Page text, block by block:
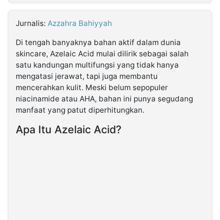
INDONESIA
Partner
Insight
NTB
Suara
Time
Lens
IDN
Daily
Jogja
Jalan
Rakyat
Idealita
News
Kita
Notice
Dinamikapost.com
Radar
Baru
Seedbacklink
Kabarbaru
Jurnalis: Azzahra Bahiyyah
Di tengah banyaknya bahan aktif dalam dunia
skincare, Azelaic Acid mulai dilirik sebagai salah
satu kandungan multifungsi yang tidak hanya
mengatasi jerawat, tapi juga membantu
mencerahkan kulit. Meski belum sepopuler
niacinamide atau AHA, bahan ini punya segudang
manfaat yang patut diperhitungkan.
Apa Itu Azelaic Acid?